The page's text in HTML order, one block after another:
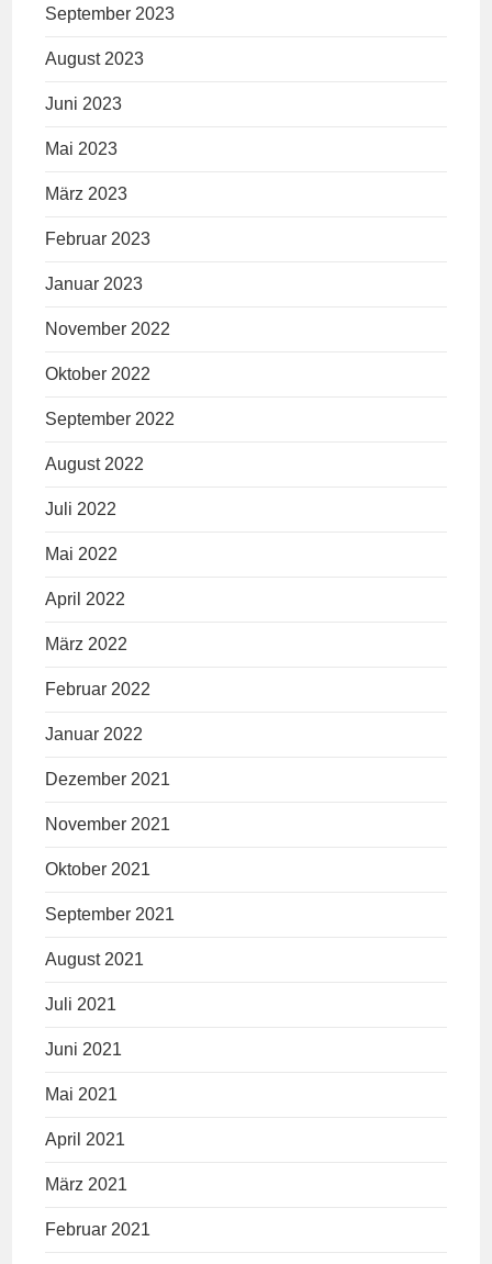
September 2023
August 2023
Juni 2023
Mai 2023
März 2023
Februar 2023
Januar 2023
November 2022
Oktober 2022
September 2022
August 2022
Juli 2022
Mai 2022
April 2022
März 2022
Februar 2022
Januar 2022
Dezember 2021
November 2021
Oktober 2021
September 2021
August 2021
Juli 2021
Juni 2021
Mai 2021
April 2021
März 2021
Februar 2021